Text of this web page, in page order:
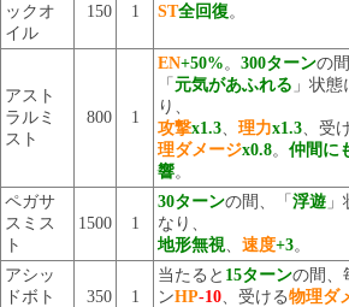
ックオ
イル
150 1 ST全回復 。
アスト
ラルミ
スト
800 1
EN+50% 。 300ターンの間
「 元気があふれる 」状態
り、
攻撃x1.3 理力x1.3 、受
理ダメージx0.8。 仲間に
響。
ペガサ
スミス
ト
1500 1
30ターンの間、「浮遊
なり、
地形無視
速度+3。
アシッ
ドボト
350 1
当たると 15ターンの間、
ンHP-10 、受ける物理ダ